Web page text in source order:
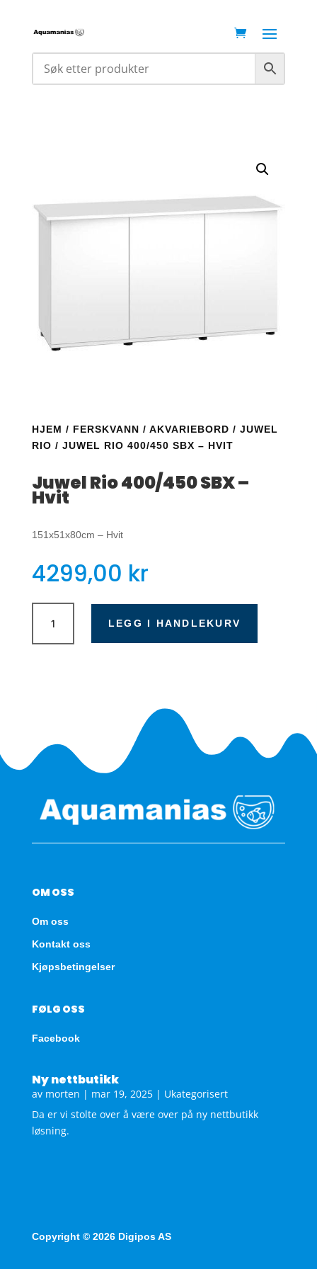
HJEM / FERSKVANN / AKVARIEBORD / JUWEL
RIO / JUWEL RIO 400/450 SBX – HVIT
Juwel Rio 400/450 SBX –
Hvit
151x51x80cm – Hvit
4299,00 kr
Juwel
400/450
LEGG I HANDLEKURV
OM OSS
Om oss
Kontakt oss
Kjøpsbetingelser
FØLG OSS
Facebook
Ny nettbutikk
av morten | mar 19, 2025| Ukategorisert
Da er vi stolte over å være over på ny nettbutikk
løsning.
Copyright © 2026 Digipos AS